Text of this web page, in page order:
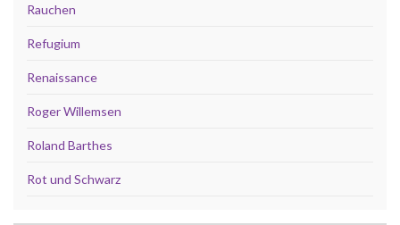
Rauchen
Refugium
Renaissance
Roger Willemsen
Roland Barthes
Rot und Schwarz